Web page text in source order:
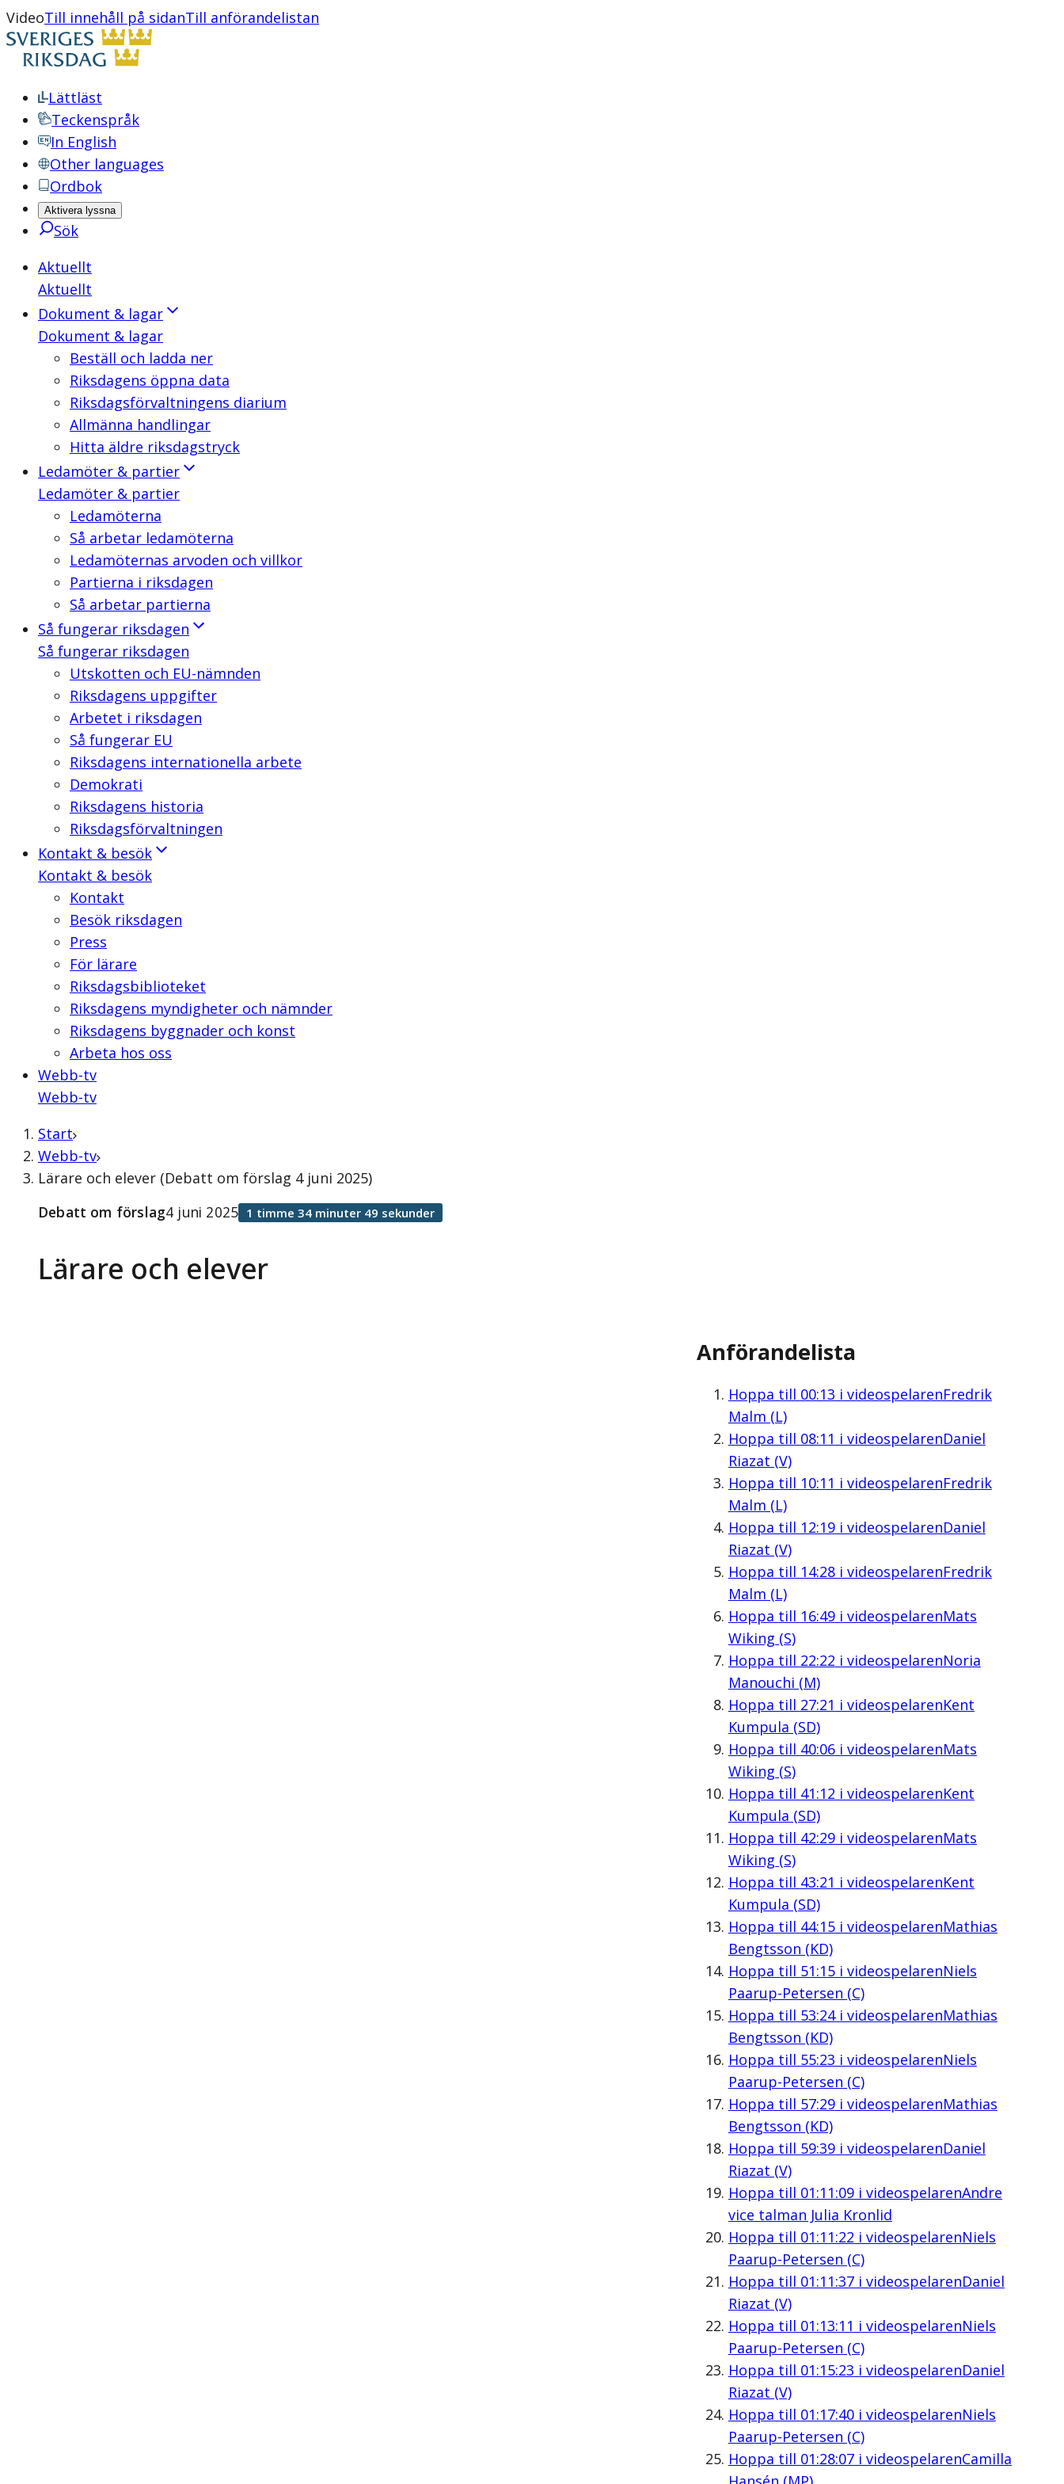
VideoTill innehåll på sidanTill anförandelistan
Lättläst
Teckenspråk
In English
Other languages
Ordbok
Aktivera lyssna
Sök
Aktuellt
Aktuellt
Dokument & lagar
Dokument & lagar
Beställ och ladda ner
Riksdagens öppna data
Riksdagsförvaltningens diarium
Allmänna handlingar
Hitta äldre riksdagstryck
Ledamöter & partier
Ledamöter & partier
Ledamöterna
Så arbetar ledamöterna
Ledamöternas arvoden och villkor
Partierna i riksdagen
Så arbetar partierna
Så fungerar riksdagen
Så fungerar riksdagen
Utskotten och EU-nämnden
Riksdagens uppgifter
Arbetet i riksdagen
Så fungerar EU
Riksdagens internationella arbete
Demokrati
Riksdagens historia
Riksdagsförvaltningen
Kontakt & besök
Kontakt & besök
Kontakt
Besök riksdagen
Press
För lärare
Riksdagsbiblioteket
Riksdagens myndigheter och nämnder
Riksdagens byggnader och konst
Arbeta hos oss
Webb-tv
Webb-tv
Start
Webb-tv
Lärare och elever (Debatt om förslag 4 juni 2025)
Lärare och elever
Debatt om förslag4 juni 2025 1 timme 34 minuter 49 sekunder
Anförandelista
Hoppa till 00:13 i videospelarenFredrik
Malm (L)
Hoppa till 08:11 i videospelarenDaniel
Riazat (V)
Hoppa till 10:11 i videospelarenFredrik
Malm (L)
Hoppa till 12:19i videospelarenDaniel
Riazat (V)
Hoppa till 14:28i videospelarenFredrik
Malm (L)
Hoppa till 16:49i videospelarenMats
Wiking (S)
Hoppa till 22:22 i videospelarenNoria
Manouchi (M)
Hoppa till 27:21 i videospelarenKent
Kumpula (SD)
Hoppa till 40:06i videospelarenMats
Wiking (S)
Hoppa till 41:12 i videospelarenKent
Kumpula (SD)
Hoppa till 42:29i videospelarenMats
Wiking (S)
Hoppa till 43:21 i videospelarenKent
Kumpula (SD)
Hoppa till 44:15i videospelarenMathias
Bengtsson (KD)
Hoppa till 51:15i videospelarenNiels
Paarup-Petersen (C)
Hoppa till 53:24i videospelarenMathias
Bengtsson (KD)
Hoppa till 55:23 i videospelarenNiels
Paarup-Petersen (C)
Hoppa till 57:29i videospelarenMathias
Bengtsson (KD)
Hoppa till 59:39i videospelarenDaniel
Riazat (V)
Hoppa till 01:11:09i videospelarenAndre
vice talman Julia Kronlid
Hoppa till 01:11:22 i videospelarenNiels
Paarup-Petersen (C)
Hoppa till 01:11:37i videospelarenDaniel
Riazat (V)
Hoppa till 01:13:11 i videospelarenNiels
Paarup-Petersen (C)
Hoppa till 01:15:23 i videospelarenDaniel
Riazat (V)
Hoppa till 01:17:40i videospelarenNiels
Paarup-Petersen (C)
Hoppa till 01:28:07i videospelarenCamilla